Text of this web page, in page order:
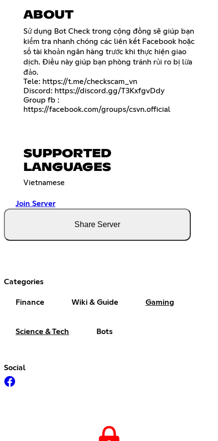
ABOUT
Sử dụng Bot Check trong cộng đồng sẽ giúp bạn
kiểm tra nhanh chóng các liên kết Facebook hoặc
số tài khoản ngân hàng trước khi thực hiện giao
dịch. Điều này giúp bạn phòng tránh rủi ro bị lừa
đảo.
Tele: https://t.me/checkscam_vn
Discord: https://discord.gg/T3KxfgvDdy
Group fb :
https://facebook.com/groups/csvn.official
SUPPORTED
LANGUAGES
Vietnamese
Join Server
Share Server
Categories
Finance Wiki & Guide Gaming
Science & Tech Bots
Social